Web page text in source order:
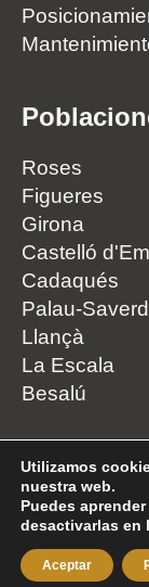
Roses
Figueres
Girona
Castelló
Cadaqués
Palau-
Llançà
La Escala
Besalú
© Copyright 2021
Política
Utilizamos
nuestra web.
Puedes
desactivarlas en
Aceptar